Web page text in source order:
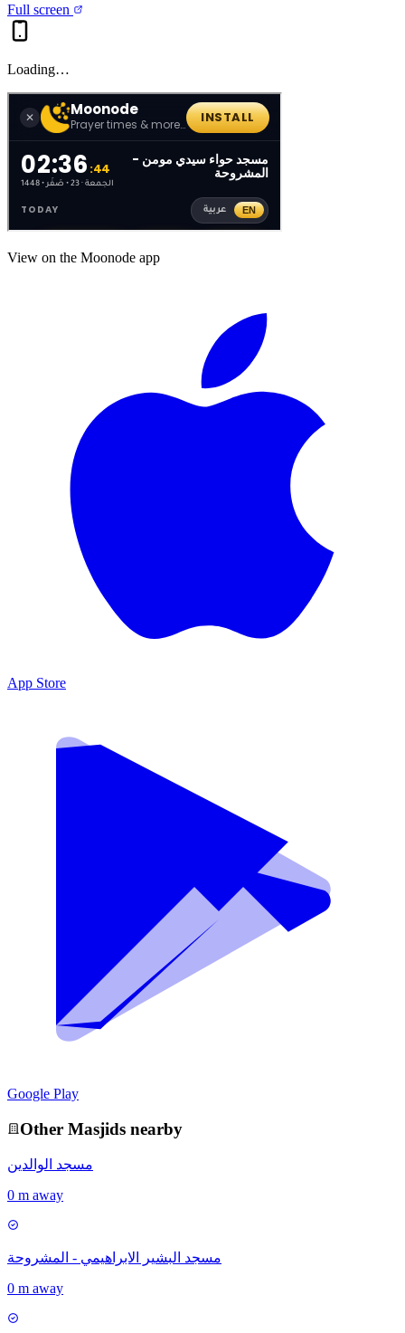
Full screen
Loading…
View on the Moonode app
App Store
Google Play
Other Masjids nearby
مسجد الوالدين
0 m away
مسجد البشير الابراهيمي - المشروحة
0 m away